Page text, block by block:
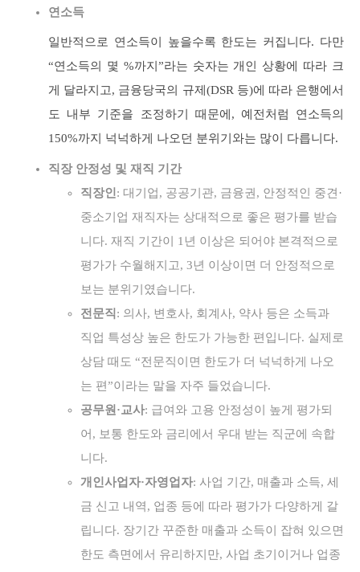
연소득
일반적으로 연소득이 높을수록 한도는 커집니다. 다만
“연소득의 몇 %까지”라는 숫자는 개인 상황에 따라 크
게 달라지고, 금융당국의 규제(DSR 등)에 따라 은행에서
도 내부 기준을 조정하기 때문에, 예전처럼 연소득의
150%까지 넉넉하게 나오던 분위기와는 많이 다릅니다.
직장 안정성 및 재직 기간
직장인 : 대기업, 공공기관, 금융권, 안정적인 중견·
중소기업 재직자는 상대적으로 좋은 평가를 받습
니다. 재직 기간이 1년 이상은 되어야 본격적으로
평가가 수월해지고, 3년 이상이면 더 안정적으로
보는 분위기였습니다.
전문직: 의사, 변호사, 회계사, 약사 등은 소득과
직업 특성상 높은 한도가 가능한 편입니다. 실제로
상담 때도 “전문직이면 한도가 더 넉넉하게 나오
는 편”이라는 말을 자주 들었습니다.
공무원·교사: 급여와 고용 안정성이 높게 평가되
어, 보통 한도와 금리에서 우대 받는 직군에 속합
니다.
개인사업자·자영업자: 사업 기간, 매출과 소득, 세
금 신고 내역, 업종 등에 따라 평가가 다양하게 갈
립니다. 장기간 꾸준한 매출과 소득이 잡혀 있으면
한도 측면에서 유리하지만, 사업 초기이거나 업종